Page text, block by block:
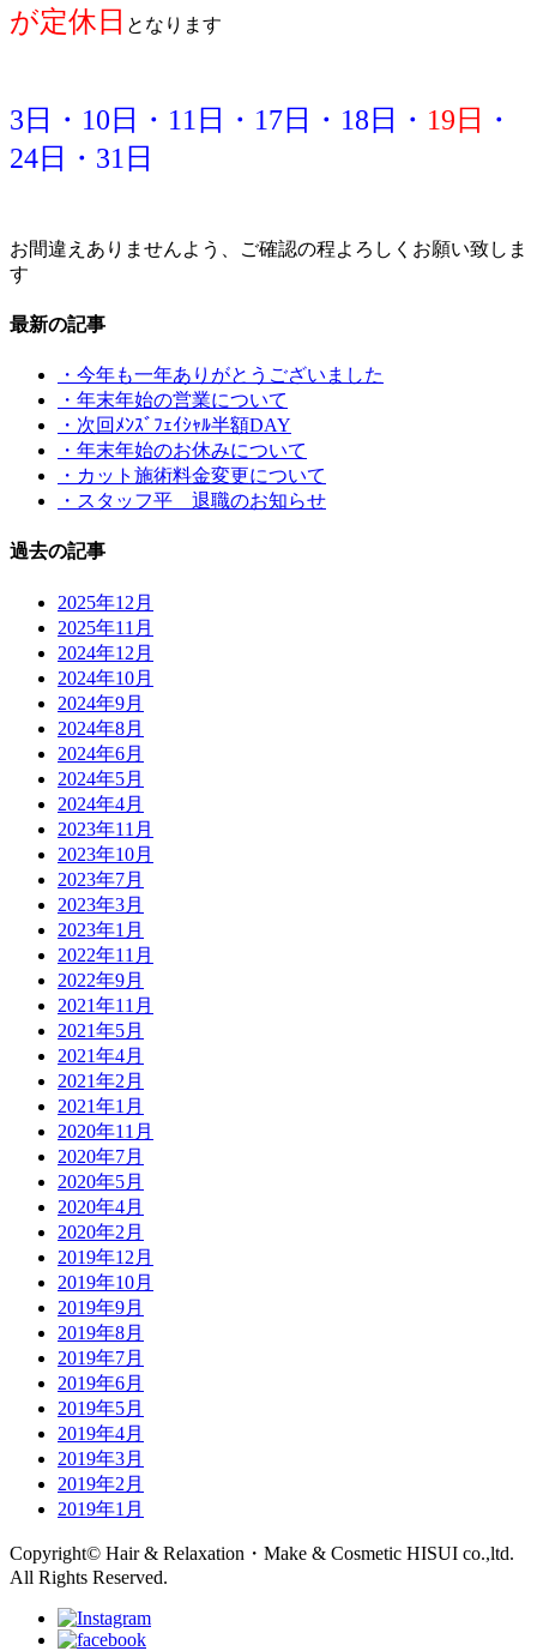
が定休日 となります
3日・10日・11日・17日・18日・ 19日
・
24日・31日
お間違えありませんよう、ご確認の程よろしくお願い致しま
す
最新の記事
・今年も一年ありがとうございました
・年末年始の営業について
・次回ﾒﾝｽﾞﾌｪｲｼｬﾙ半額DAY
・年末年始のお休みについて
・カット施術料金変更について
・スタッフ平 退職のお知らせ
過去の記事
2025年12月
2025年11月
2024年12月
2024年10月
2024年9月
2024年8月
2024年6月
2024年5月
2024年4月
2023年11月
2023年10月
2023年7月
2023年3月
2023年1月
2022年11月
2022年9月
2021年11月
2021年5月
2021年4月
2021年2月
2021年1月
2020年11月
2020年7月
2020年5月
2020年4月
2020年2月
2019年12月
2019年10月
2019年9月
2019年8月
2019年7月
2019年6月
2019年5月
2019年4月
2019年3月
2019年2月
2019年1月
Copyright© Hair & Relaxation・Make & Cosmetic HISUI co.,ltd.
All Rights Reserved.